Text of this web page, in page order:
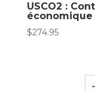
USCO2 :
économique
$274.95